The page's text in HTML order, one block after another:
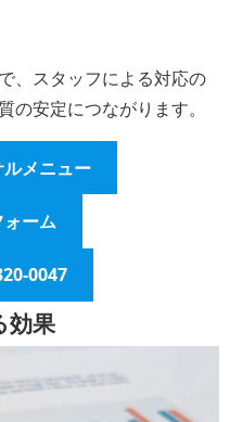
、スタッフによる対応の
の安定につながります。
メニュー
ーム
0047
効果